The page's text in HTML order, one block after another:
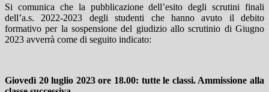
Si comunica che la pubblicazione dell’esito degli scrutini finali
dell’a.s. 2022-2023 degli studenti che hanno avuto il debito
formativo per la sospensione del giudizio allo scrutinio di Giugno
2023 avverrà come di seguito indicato:
Giovedì 20 luglio 2023 ore 18.00: tutte le classi. Ammissione alla